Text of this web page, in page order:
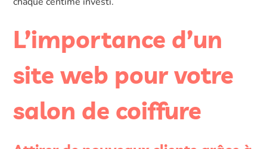
L’importance d’un
site web pour votre
salon de coiffure